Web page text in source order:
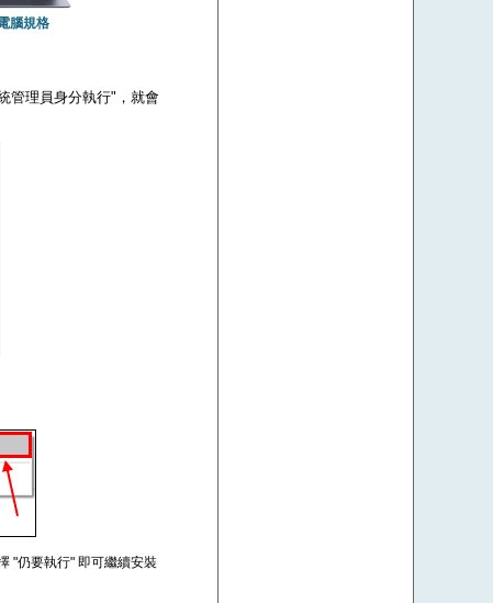
腦規格
管理員身分執行"，就會
"仍要執行" 即可繼續安裝